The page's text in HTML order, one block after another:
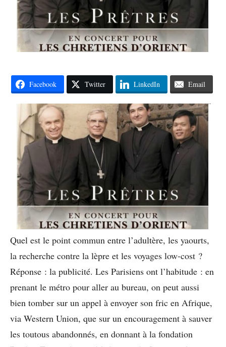
Facebook Twitter LinkedIn Email
Quel est le point commun entre l’adultère, les yaourts,
la recherche contre la lèpre et les voyages low-cost ?
Réponse : la publicité. Les Parisiens ont l’habitude : en
prenant le métro pour aller au bureau, on peut aussi
bien tomber sur un appel à envoyer son fric en Afrique,
via Western Union, que sur un encouragement à sauver
les toutous abandonnés, en donnant à la fondation